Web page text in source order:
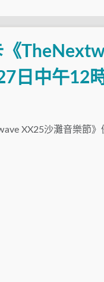
《
日中午12時
XX25沙灘音樂節》